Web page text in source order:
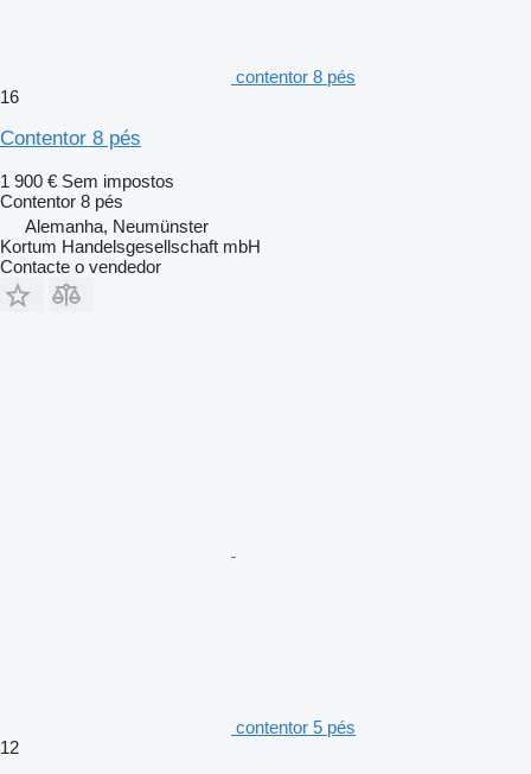
contentor 8 pés
16
Contentor 8 pés
1 900 € Sem impostos
Contentor 8 pés
Alemanha, Neumünster
Kortum Handelsgesellschaft mbH
Contacte o vendedor
contentor 5 pés
12